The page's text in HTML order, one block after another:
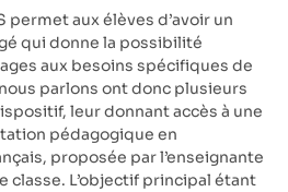
permet aux élèves d’avoir un
qui donne la possibilité
aux besoins spécifiques de
parlons ont donc plusieurs
leur donnant accès à une
pédagogique en
proposée par l’enseignante
classe. L’objectif principal étant